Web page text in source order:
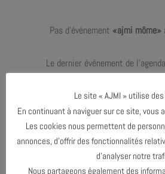
Pas d'événement «ajmi môme»
Le dernier événement de
AVRIL 2025
Le site « AJMI » utilise
En continuant à naviguer sur ce site,
Les cookies nous permettent de
annonces, d’offrir des fonctionnalités
d’analyser notre
Nous partageons également des